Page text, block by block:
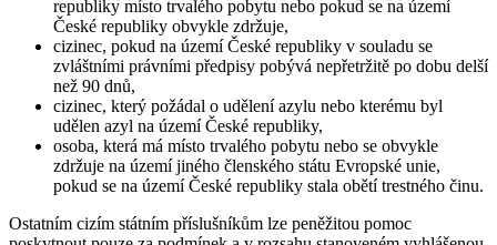
republiky místo trvalého pobytu nebo pokud se na území
České republiky obvykle zdržuje,
cizinec, pokud na území České republiky v souladu se
zvláštními právními předpisy pobývá nepřetržitě po dobu delší
než 90 dnů,
cizinec, který požádal o udělení azylu nebo kterému byl
udělen azyl na území České republiky,
osoba, která má místo trvalého pobytu nebo se obvykle
zdržuje na území jiného členského státu Evropské unie,
pokud se na území České republiky stala obětí trestného činu.
Ostatním cizím státním příslušníkům lze peněžitou pomoc